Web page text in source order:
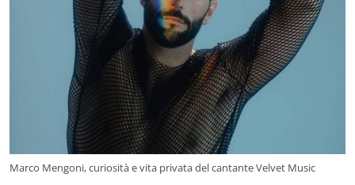
Marco Mengoni, curiosità e vita privata del cantante Velvet Music